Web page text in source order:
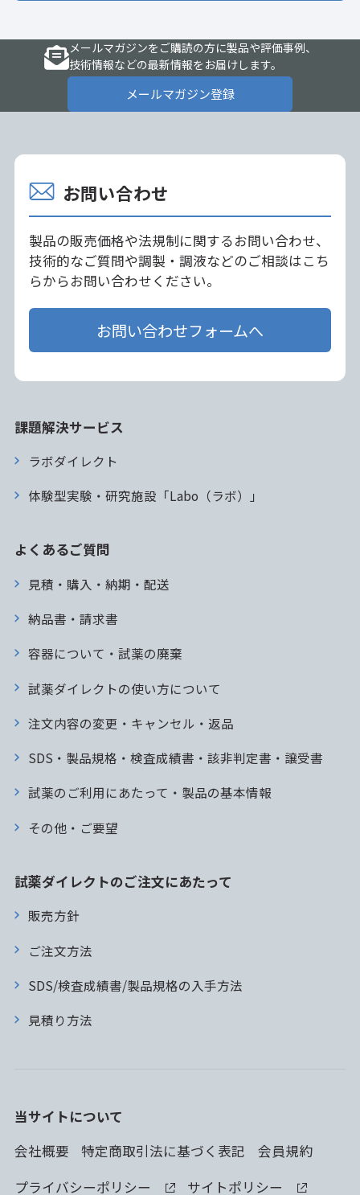
メールマガジンをご購読の方に製品や評価事例、
技術情報などの最新情報をお届けします。
メールマガジン登録
お問い合わせ
製品の販売価格や法規制に関するお問い合わせ、
技術的なご質問や調製・調液などのご相談はこち
らからお問い合わせください。
お問い合わせフォームへ
課題解決サービス
ラボダイレクト
体験型実験・研究施設「Labo（ラボ）」
よくあるご質問
見積・購入・納期・配送
納品書・請求書
容器について・試薬の廃棄
試薬ダイレクトの使い方について
注文内容の変更・キャンセル・返品
SDS・製品規格・検査成績書・該非判定書・譲受書
試薬のご利用にあたって・製品の基本情報
その他・ご要望
試薬ダイレクトのご注文にあたって
販売方針
ご注文方法
SDS/検査成績書/製品規格の入手方法
見積り方法
当サイトについて
会社概要
特定商取引法に基づく表記
会員規約
プライバシーポリシー
サイトポリシー